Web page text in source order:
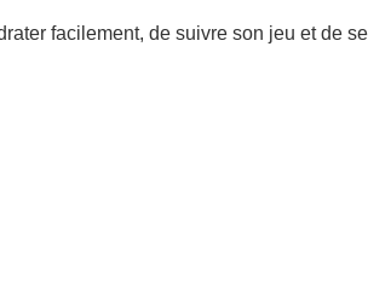
facilement, de suivre son jeu et de se